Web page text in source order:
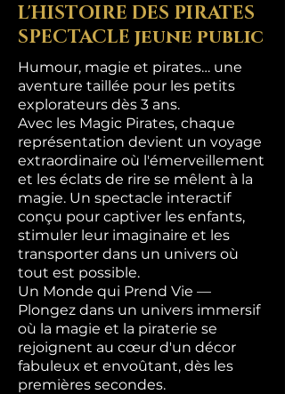
L'HISTOIRE DES PIRATES
SPECTACLE jeune public
Humour, magie et pirates… une
aventure taillée pour les petits
explorateurs dès 3 ans.
Avec les Magic Pirates, chaque
représentation devient un voyage
extraordinaire où l'émerveillement
et les éclats de rire se mêlent à la
magie. Un spectacle interactif
conçu pour captiver les enfants,
stimuler leur imaginaire et les
transporter dans un univers où
tout est possible.
Un Monde qui Prend Vie —
Plongez dans un univers immersif
où la magie et la piraterie se
rejoignent au cœur d'un décor
fabuleux et envoûtant, dès les
premières secondes.